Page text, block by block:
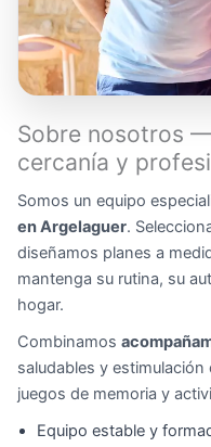
Sobre nosotros
cercanía y
Somos un equipo
en Argelaguer.
diseñamos planes a
mantenga su rutina, su
hogar.
Combinamos
saludables y
juegos de memoria y
Equipo estable y